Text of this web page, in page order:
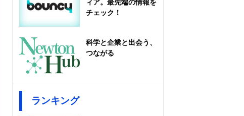
ィア。最先端の情報を
チェック！
科学と企業と出会う、
つながる
ランキング